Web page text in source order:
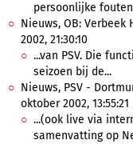
persoonlijke
Nieuws, OB: Verbeek
2002, 21:30:10
...van PSV. Die
seizoen bij de...
Nieuws, PSV -
oktober 2002, 13:55:21
...(ook live via
samenvatting op